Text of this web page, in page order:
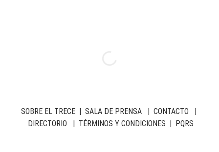
SOBRE EL TRECE| SALA DE PRENSA| CONTACTO |
DIRECTORIO | TÉRMINOS Y CONDICIONES | PQRS